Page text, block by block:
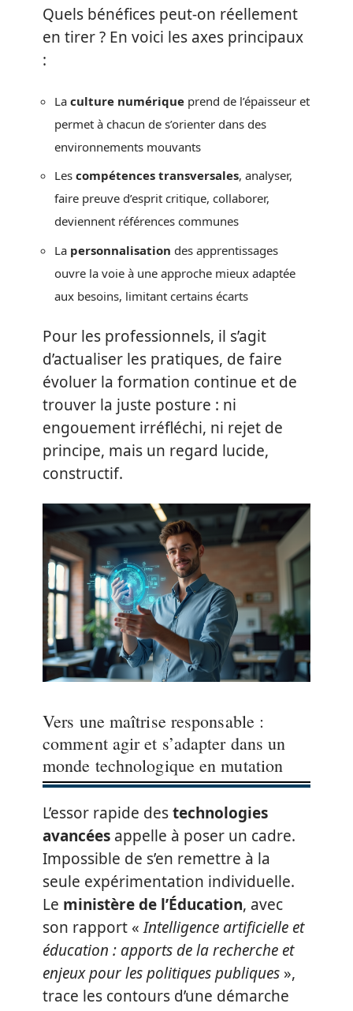
Quels bénéfices peut-on réellement
en tirer ? En voici les axes principaux
:
La culture numérique prend de l’épaisseur et
permet à chacun de s’orienter dans des
environnements mouvants
Les compétences transversales, analyser,
faire preuve d’esprit critique, collaborer,
deviennent références communes
La personnalisation des apprentissages
ouvre la voie à une approche mieux adaptée
aux besoins, limitant certains écarts
Pour les professionnels, il s’agit
d’actualiser les pratiques, de faire
évoluer la formation continue et de
trouver la juste posture : ni
engouement irréfléchi, ni rejet de
principe, mais un regard lucide,
constructif.
Vers une maîtrise responsable :
comment agir et s’adapter dans un
monde technologique en mutation
L’essor rapide destechnologies
avancées appelle à poser un cadre.
Impossible de s’en remettre à la
seule expérimentation individuelle.
Le ministère de l’Éducation, avec
son rapport «Intelligence artificielle et
éducation : apports de la recherche et
enjeux pour les politiques publiques »,
trace les contours d’une démarche